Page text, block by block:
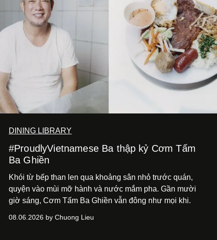
DINING LIBRARY
#ProudlyVietnamese Ba thập kỷ Cơm Tấm
Ba Ghiền
Khói từ bếp than len qua khoảng sân nhỏ trước quán,
quyện vào mùi mỡ hành và nước mắm pha. Gần mười
giờ sáng, Cơm Tấm Ba Ghiền vẫn đông như mọi khi.
08.06.2026 by Chuong Lieu